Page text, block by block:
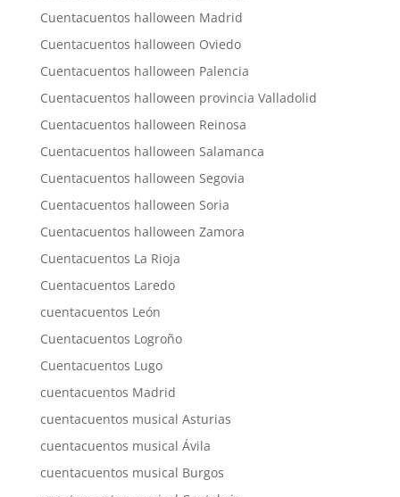
Cuentacuentos halloween Madrid
Cuentacuentos halloween Oviedo
Cuentacuentos halloween Palencia
Cuentacuentos halloween provincia Valladolid
Cuentacuentos halloween Reinosa
Cuentacuentos halloween Salamanca
Cuentacuentos halloween Segovia
Cuentacuentos halloween Soria
Cuentacuentos halloween Zamora
Cuentacuentos La Rioja
Cuentacuentos Laredo
cuentacuentos León
Cuentacuentos Logroño
Cuentacuentos Lugo
cuentacuentos Madrid
cuentacuentos musical Asturias
cuentacuentos musical Ávila
cuentacuentos musical Burgos